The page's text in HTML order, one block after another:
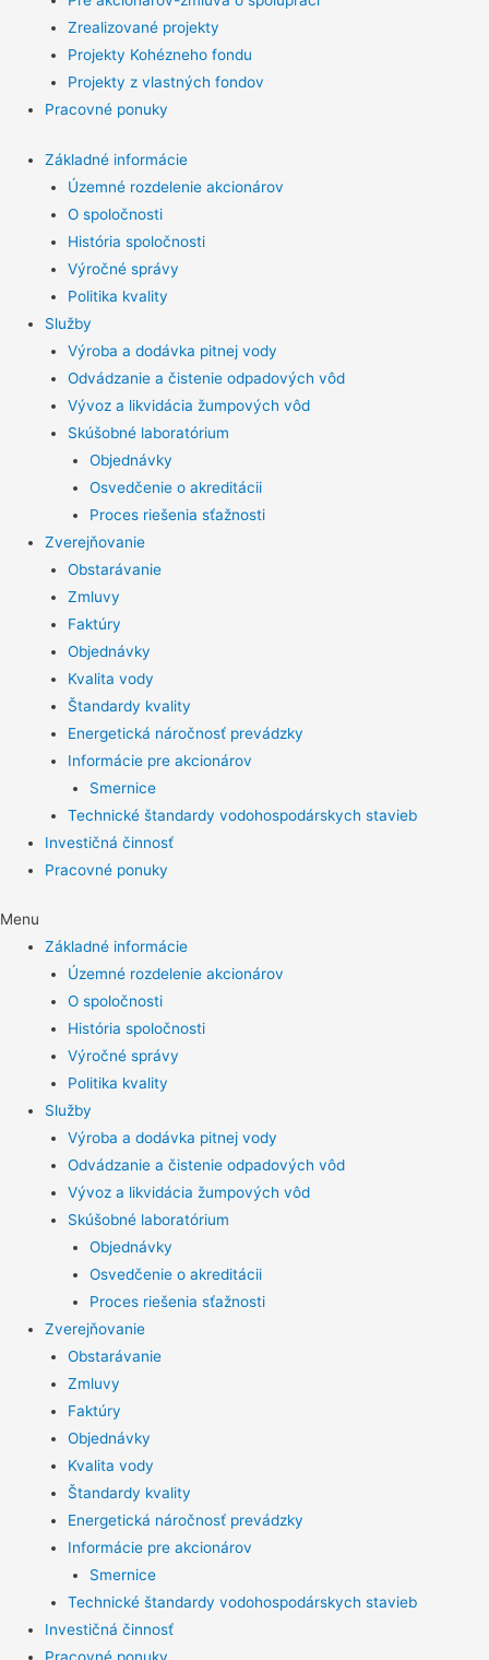
Zrealizované projekty
Projekty Kohézneho fondu
Projekty z vlastných fondov
Pracovné ponuky
Základné informácie
Územné rozdelenie akcionárov
O spoločnosti
História spoločnosti
Výročné správy
Politika kvality
Služby
Výroba a dodávka pitnej vody
Odvádzanie a čistenie odpadových vôd
Vývoz a likvidácia žumpových vôd
Skúšobné laboratórium
Objednávky
Osvedčenie o akreditácii
Proces riešenia sťažnosti
Zverejňovanie
Obstarávanie
Zmluvy
Faktúry
Objednávky
Kvalita vody
Štandardy kvality
Energetická náročnosť prevádzky
Informácie pre akcionárov
Smernice
Technické štandardy vodohospodárskych stavieb
Investičná činnosť
Pracovné ponuky
Menu
Základné informácie
Územné rozdelenie akcionárov
O spoločnosti
História spoločnosti
Výročné správy
Politika kvality
Služby
Výroba a dodávka pitnej vody
Odvádzanie a čistenie odpadových vôd
Vývoz a likvidácia žumpových vôd
Skúšobné laboratórium
Objednávky
Osvedčenie o akreditácii
Proces riešenia sťažnosti
Zverejňovanie
Obstarávanie
Zmluvy
Faktúry
Objednávky
Kvalita vody
Štandardy kvality
Energetická náročnosť prevádzky
Informácie pre akcionárov
Smernice
Technické štandardy vodohospodárskych stavieb
Investičná činnosť